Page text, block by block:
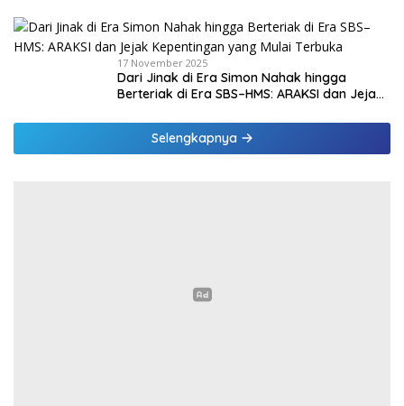
17 November 2025
Dari Jinak di Era Simon Nahak hingga
Berteriak di Era SBS–HMS: ARAKSI dan Jejak
Selengkapnya